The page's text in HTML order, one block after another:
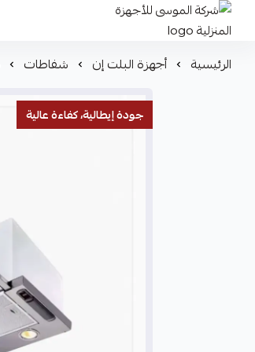
شركة الموسى للأجهزة المنزلية
الرئيسية أجهزة البلت إن شفاطات
جودة إيطالية، كفاءة عالية